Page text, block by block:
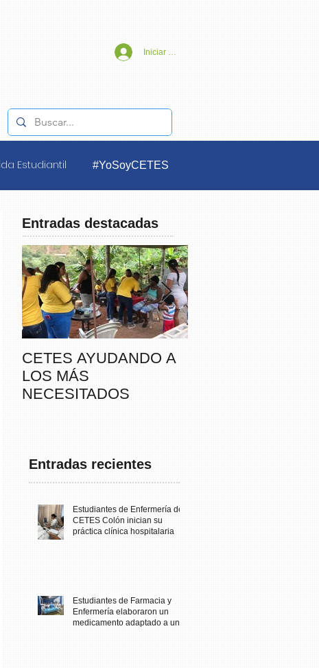
Iniciar sesión
Estudiantil #YoSoyCETES
Entradas destacadas
CETES AYUDANDO A
LOS MÁS
NECESITADOS
Entradas recientes
Estudiantes de Enfermería de
CETES Colón inician su
práctica clínica hospitalaria
Estudiantes de Farmacia y
Enfermería elaboraron un
medicamento adaptado a una